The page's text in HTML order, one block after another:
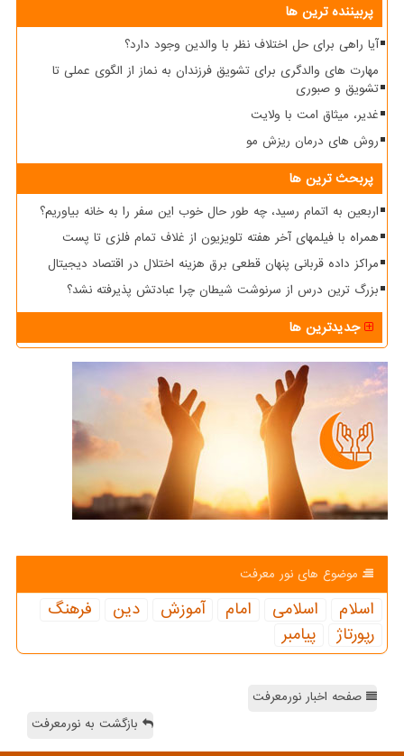
پربیننده ترین ها
آیا راهی برای حل اختلاف نظر با والدین وجود دارد؟
مهارت های والدگری برای تشویق فرزندان به نماز از الگوی عملی تا
تشویق و صبوری
غدیر، میثاق امت با ولایت
روش های درمان ریزش مو
پربحث ترین ها
اربعین به اتمام رسید، چه طور حال خوب این سفر را به خانه بیاوریم؟
همراه با فیلمهای آخر هفته تلویزیون از غلاف تمام فلزی تا پست
مراکز داده قربانی پنهان قطعی برق هزینه اختلال در اقتصاد دیجیتال
بزرگ ترین درس از سرنوشت شیطان چرا عبادتش پذیرفته نشد؟
جدیدترین ها
موضوع های نور معرفت
اسلام اسلامی امام آموزش دین
فرهنگ
رپورتاژ
پیامبر
صفحه اخبار نورمعرفت
بازگشت به نورمعرفت